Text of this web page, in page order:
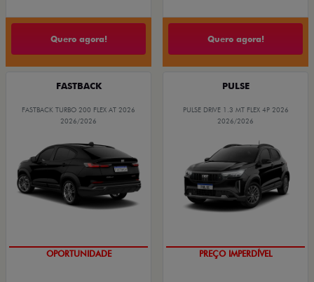
Quero agora! Quero agora!
FASTBACK
FASTBACK TURBO 200 FLEX AT 2026
2026/2026
OPORTUNIDADE
PULSE
PULSE DRIVE 1.3 MT FLEX 4P 2026
2026/2026